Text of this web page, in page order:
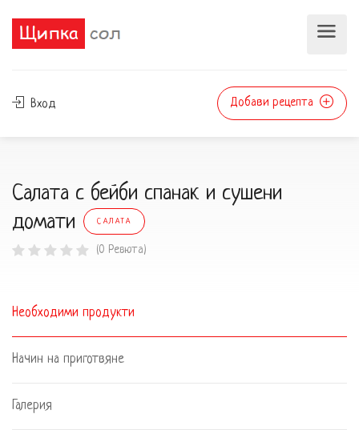
Вход Добави рецепта
Салата с бейби спанак и сушени
домати
САЛАТА
(0 Ревюта)
Необходими продукти
Начин на приготвяне
Галерия